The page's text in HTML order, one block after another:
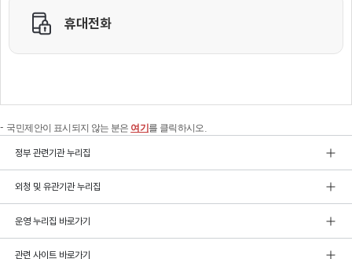
국민제안이 표시되지 않는 분은 여기 를 클릭하시오.
정부 관련기관 누리집
외청 및 유관기관 누리집
운영 누리집 바로가기
관련 사이트 바로가기